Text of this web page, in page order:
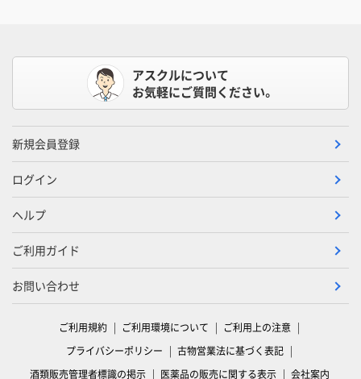
アスクルについて
お気軽にご質問ください。
新規会員登録
ログイン
ヘルプ
ご利用ガイド
お問い合わせ
ご利用規約 ご利用環境について
ご利用上の注意
プライバシーポリシー
古物営業法に基づく表記
酒類販売管理者標識の掲示
医薬品の販売に関する表示 会社案内